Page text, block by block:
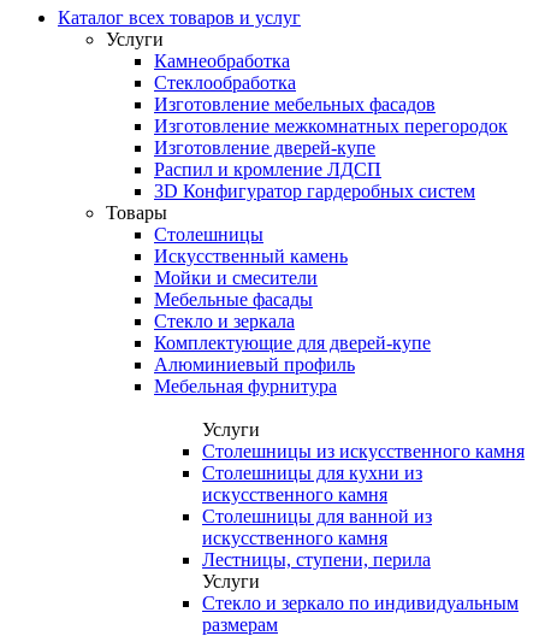
Каталог всех товаров и услуг
Услуги
Камнеобработка
Стеклообработка
Изготовление мебельных фасадов
Изготовление межкомнатных перегородок
Изготовление дверей-купе
Распил и кромление ЛДСП
3D Конфигуратор гардеробных систем
Товары
Столешницы
Искусственный камень
Мойки и смесители
Мебельные фасады
Стекло и зеркала
Комплектующие для дверей-купе
Алюминиевый профиль
Мебельная фурнитура
Услуги
Столешницы из искусственного камня
Столешницы для кухни из
искусственного камня
Столешницы для ванной из
искусственного камня
Лестницы, ступени, перила
Услуги
Стекло и зеркало по индивидуальным
размерам